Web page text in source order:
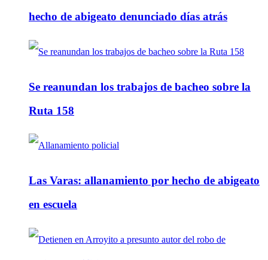
hecho de abigeato denunciado días atrás
Se reanundan los trabajos de bacheo sobre la
Ruta 158
Las Varas: allanamiento por hecho de abigeato
en escuela